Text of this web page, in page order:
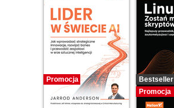
Promocja
Bestseller
Promocja